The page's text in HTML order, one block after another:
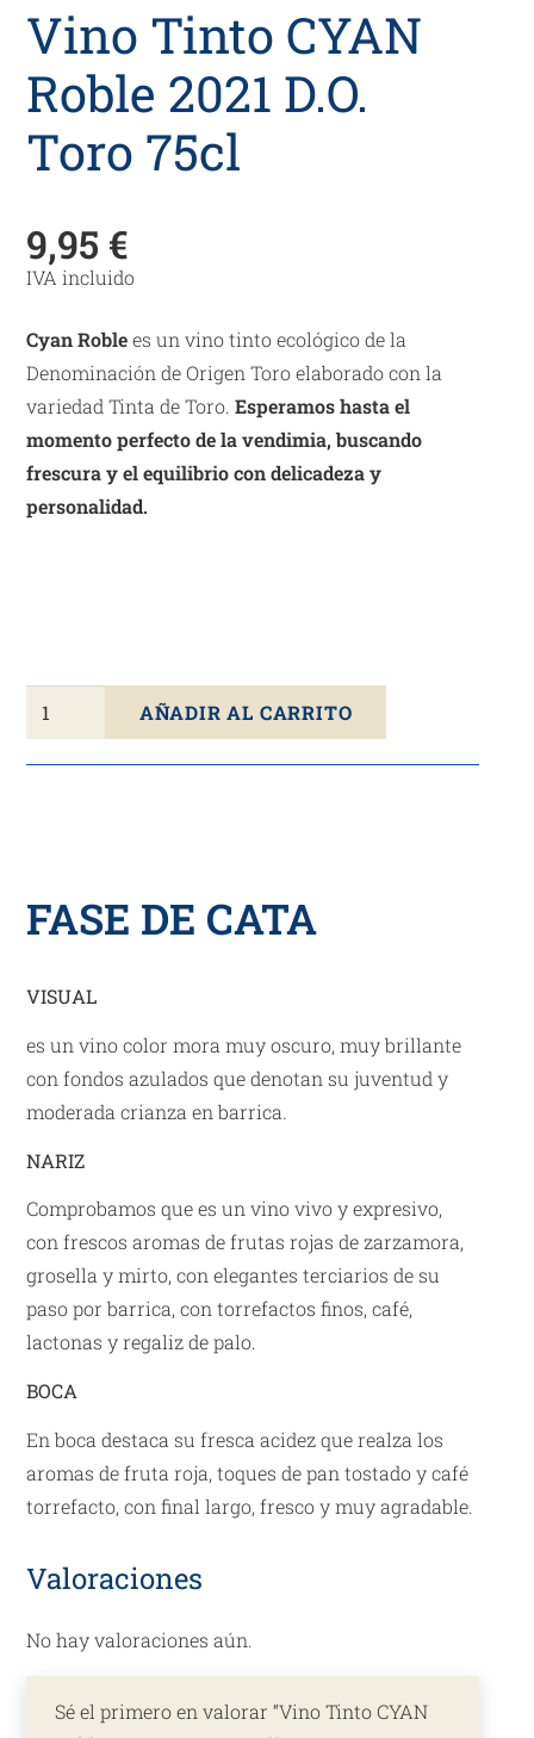
Vino Tinto CYAN
Roble 2021 D.O.
Toro 75cl
9,95 €
IVA incluido
Cyan Roble es un vino tinto ecológico de la
Denominación de Origen Toro elaborado con la
variedad Tinta de Toro. Esperamos hasta el
momento perfecto de la vendimia, buscando
frescura y el equilibrio con delicadeza y
personalidad.
Vino
Tinto
CYAN
Toro
75cl
AÑADIR AL CARRITO
FASE DE CATA
VISUAL
es un vino color mora muy oscuro, muy brillante
con fondos azulados que denotan su juventud y
moderada crianza en barrica.
NARIZ
Comprobamos que es un vino vivo y expresivo,
con frescos aromas de frutas rojas de zarzamora,
grosella y mirto, con elegantes terciarios de su
paso por barrica, con torrefactos finos, café,
lactonas y regaliz de palo.
BOCA
En boca destaca su fresca acidez que realza los
aromas de fruta roja, toques de pan tostado y café
torrefacto, con final largo, fresco y muy agradable.
Valoraciones
No hay valoraciones aún.
Sé el primero en valorar “Vino Tinto CYAN